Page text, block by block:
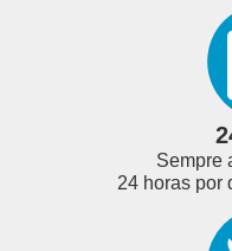
Sempre
24 horas por